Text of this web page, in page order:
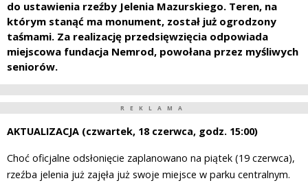
do ustawienia rzeźby Jelenia Mazurskiego. Teren, na
którym stanąć ma monument, został już ogrodzony
taśmami. Za realizację przedsięwzięcia odpowiada
miejscowa fundacja Nemrod, powołana przez myśliwych
seniorów.
REKLAMA
AKTUALIZACJA (czwartek, 18 czerwca, godz. 15:00)
Choć oficjalne odsłonięcie zaplanowano na piątek (19 czerwca),
rzeźba jelenia już zajęła już swoje miejsce w parku centralnym.